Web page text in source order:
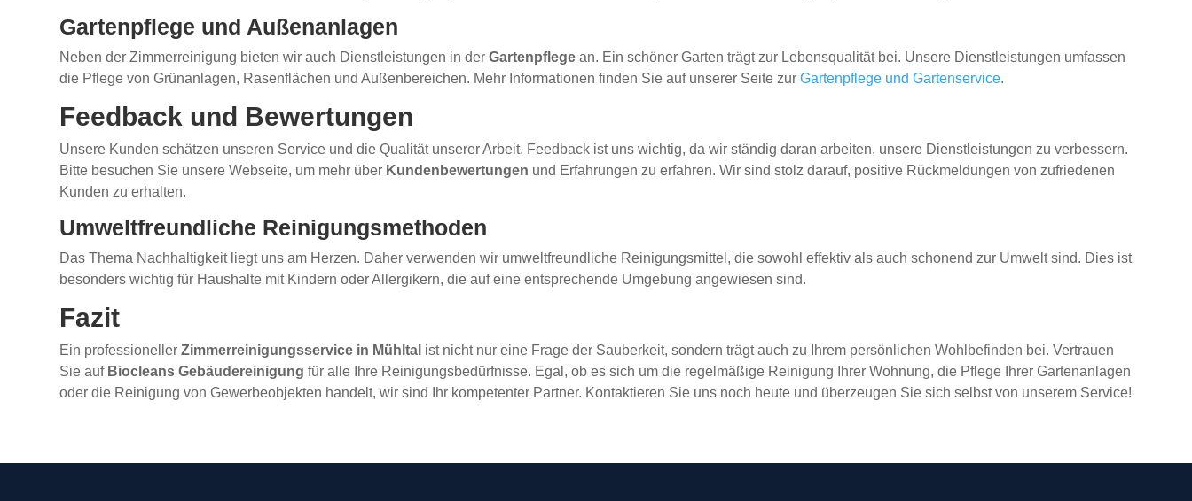
Gartenpflege und Außenanlagen
Neben der Zimmerreinigung bieten wir auch Dienstleistungen in derGartenpflege an. Ein schöner Garten trägt zur Lebensqualität bei. Unsere Dienstleistungen umfassen
die Pflege von Grünanlagen, Rasenflächen und Außenbereichen. Mehr Informationen finden Sie auf unserer Seite zurGartenpflege und Gartenservice.
Feedback und Bewertungen
Unsere Kunden schätzen unseren Service und die Qualität unserer Arbeit. Feedback ist uns wichtig, da wir ständig daran arbeiten, unsere Dienstleistungen zu verbessern.
Bitte besuchen Sie unsere Webseite, um mehr über Kundenbewertungen und Erfahrungen zu erfahren. Wir sind stolz darauf, positive Rückmeldungen von zufriedenen
Kunden zu erhalten.
Umweltfreundliche Reinigungsmethoden
Das Thema Nachhaltigkeit liegt uns am Herzen. Daher verwenden wir umweltfreundliche Reinigungsmittel, die sowohl effektiv als auch schonend zur Umwelt sind. Dies ist
besonders wichtig für Haushalte mit Kindern oder Allergikern, die auf eine entsprechende Umgebung angewiesen sind.
Fazit
Ein professionellerZimmerreinigungsservice in Mühltal ist nicht nur eine Frage der Sauberkeit, sondern trägt auch zu Ihrem persönlichen Wohlbefinden bei. Vertrauen
Sie auf Biocleans Gebäudereinigung für alle Ihre Reinigungsbedürfnisse. Egal, ob es sich um die regelmäßige Reinigung Ihrer Wohnung, die Pflege Ihrer Gartenanlagen
oder die Reinigung von Gewerbeobjekten handelt, wir sind Ihr kompetenter Partner. Kontaktieren Sie uns noch heute und überzeugen Sie sich selbst von unserem Service!